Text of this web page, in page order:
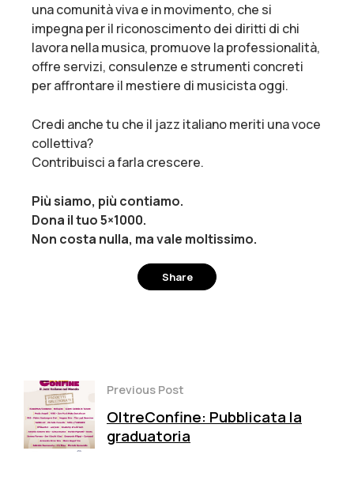
una comunità viva e in movimento, che si
impegna per il riconoscimento dei diritti di chi
lavora nella musica, promuove la professionalità,
offre servizi, consulenze e strumenti concreti
per affrontare il mestiere di musicista oggi.
Credi anche tu che il jazz italiano meriti una voce
collettiva?
Contribuisci a farla crescere.
Più siamo, più contiamo.
Dona il tuo 5×1000.
Non costa nulla, ma vale moltissimo.
Share
Previous Post
OltreConfine: Pubblicata la
graduatoria